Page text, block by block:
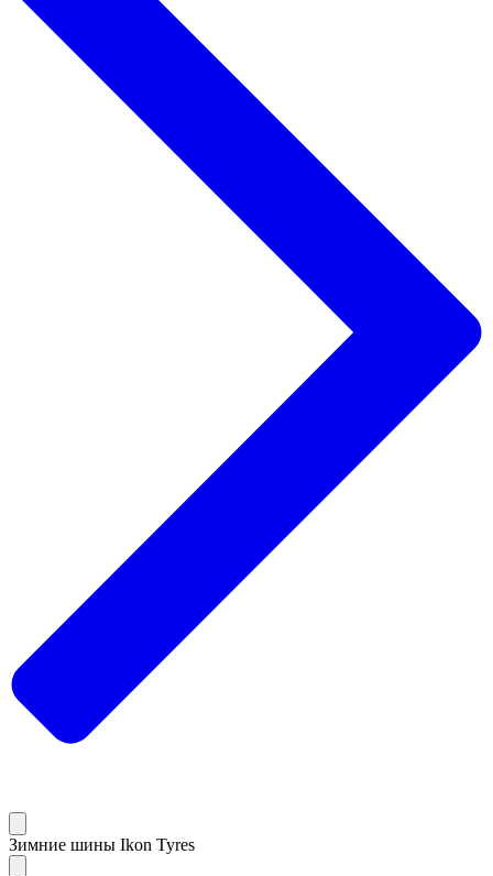
Зимние шины Ikon Tyres